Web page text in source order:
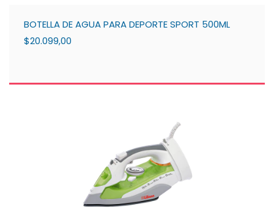
BOTELLA DE AGUA PARA DEPORTE SPORT 500ML
$20.099,00